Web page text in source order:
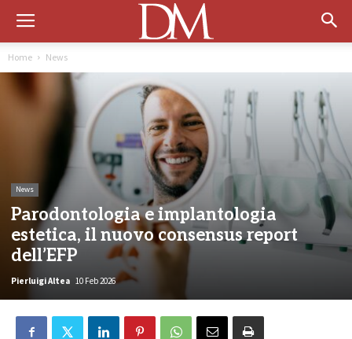
Home News
News
Parodontologia e implantologia
estetica, il nuovo consensus report
dell’EFP
Pierluigi Altea 10 Feb 2026